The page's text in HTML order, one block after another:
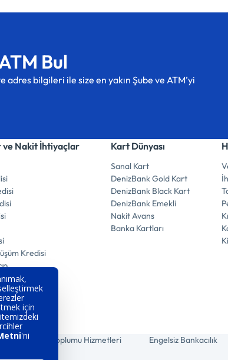
Bul
adres bilgileri ile size en yakın Şube ve ATM’yi
ve Nakit İhtiyaçlar
Kredisi
Hesabı
Hesap
Kart Dünyası
Sanal Kart
DenizBank Gold Kart
DenizBank Black Kart
DenizBank Emekli
Nakit Avans
Banka Kartları
Bilgi Toplumu Hizmetleri Engelsiz Bankacılık